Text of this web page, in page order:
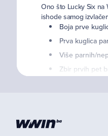
Ono što Lucky Six na
ishode samog
Boja prve
Prva kuglica
Više parnih/
Zbir prvih pet
Standardna